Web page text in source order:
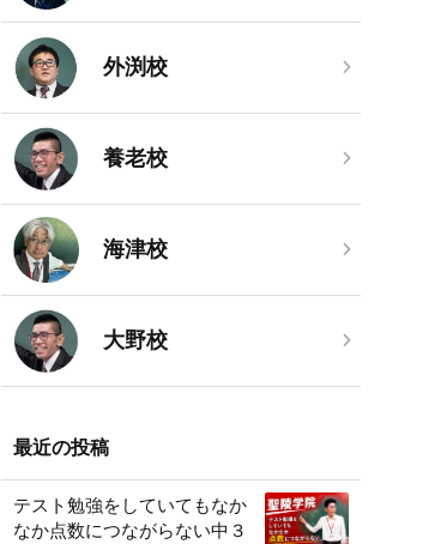
外渕校
養老校
海津校
大野校
最近の投稿
テスト勉強をしていてもなか
なか点数につながらない中３